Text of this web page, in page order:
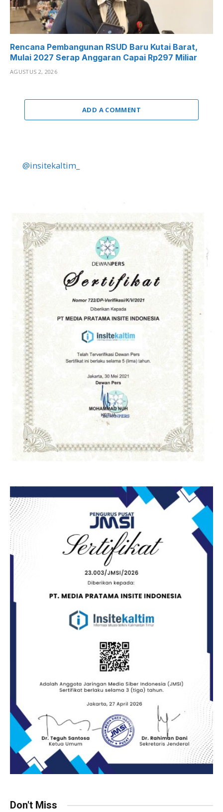
Rencana Pembangunan RSUD Baru Kutai Barat,
Mulai 2027 Serap Anggaran Capai Rp297 Miliar
AGUSTUS 2, 2026
ADD A COMMENT
@insitekaltim_
Don't Miss